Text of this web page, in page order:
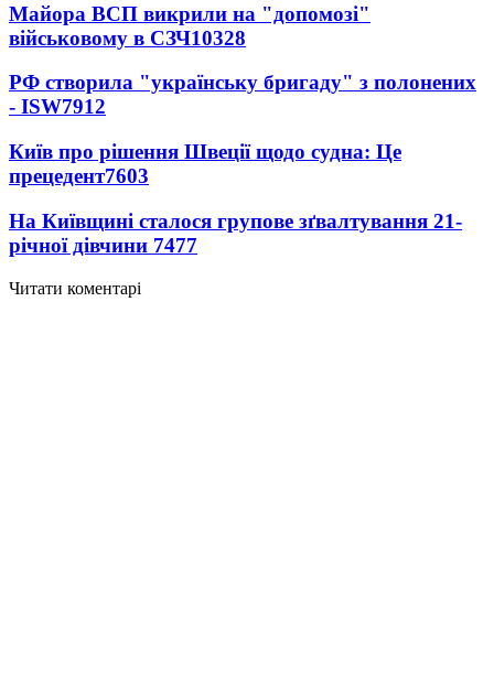
Майора ВСП викрили на "допомозі"
військовому в СЗЧ10328
РФ створила "українську бригаду" з полонених
- ISW7912
Київ про рішення Швеції щодо судна: Це
прецедент7603
На Київщині сталося групове зґвалтування 21-
річної дівчини 7477
Читати коментарі